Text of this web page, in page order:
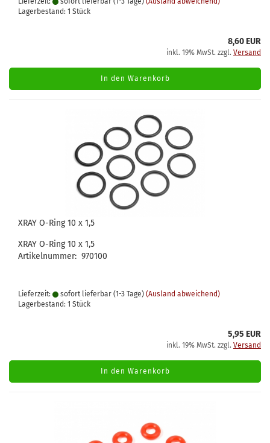
Lagerbestand: 1 Stück
8,60 EUR
inkl. 19% MwSt. zzgl. Versand
In den Warenkorb
XRAY O-Ring 10 x 1,5
XRAY O-Ring 10 x 1,5
Artikelnummer: 970100
Lieferzeit: sofort lieferbar (1-3 Tage) (Ausland abweichend)
Lagerbestand: 1 Stück
5,95 EUR
inkl. 19% MwSt. zzgl. Versand
In den Warenkorb